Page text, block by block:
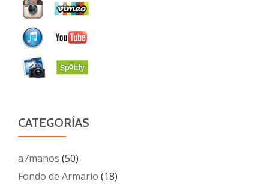
CATEGORÍAS
a7manos (50)
Fondo de Armario (18)